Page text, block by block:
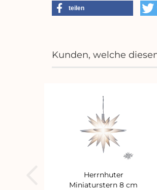
teilen
Kunden, welche
Herrnhuter
Miniaturstern 8 cm